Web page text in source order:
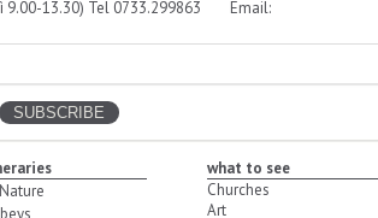
9.00-13.30) Tel 0733.299863 Email:
what to see
Churches
Art